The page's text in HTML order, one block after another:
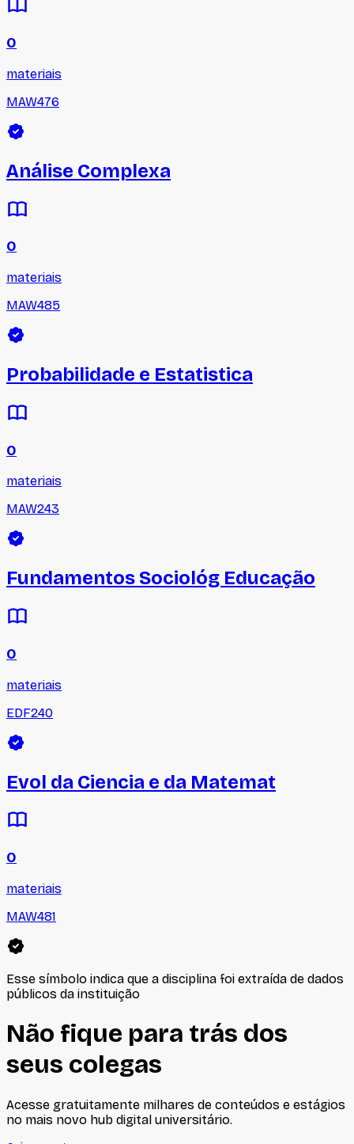
0
materiais
MAW476
Análise Complexa
0
materiais
MAW485
Probabilidade e Estatistica
0
materiais
MAW243
Fundamentos Sociológ Educação
0
materiais
EDF240
Evol da Ciencia e da Matemat
0
materiais
MAW481
Esse símbolo indica que a disciplina foi extraída de dados
públicos da instituição
Não fique para trás dos
seus colegas
Acesse gratuitamente milhares de conteúdos e estágios
no mais novo hub digital universitário.